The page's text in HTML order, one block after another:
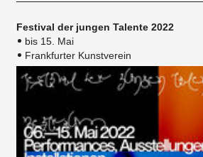
Festival der jungen Talente 2022
bis 15. Mai
Frankfurter Kunstverein